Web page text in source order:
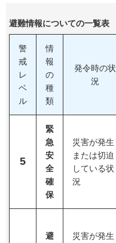
避難情報についての一覧表
警
戒
レ
ベ
ル
情
報
の
種
類
発令時の状
況
5
緊
急
安
全
確
保
災害が発生
または切迫
している状
況
避
災害が発生